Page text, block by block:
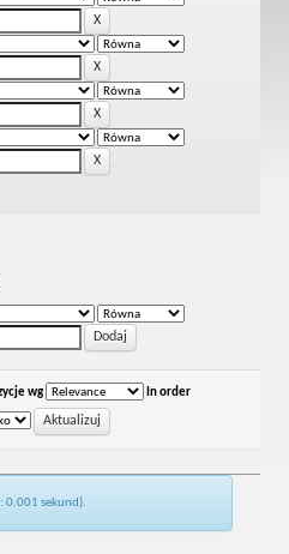
wg In order
0.001 sekund).